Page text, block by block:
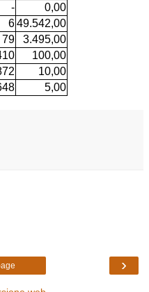
-
0,00
649.542,00
79
3.495,00
100,00
10,00
5,00
›